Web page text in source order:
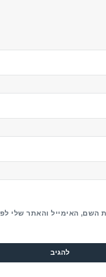
השם, האימייל והאתר שלי